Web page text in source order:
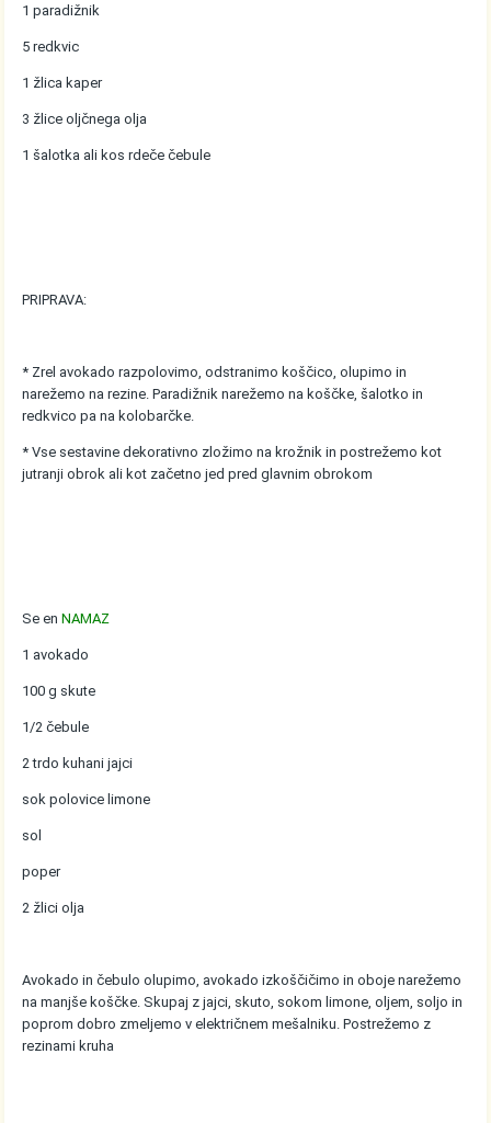
1 paradižnik
5 redkvic
1 žlica kaper
3 žlice oljčnega olja
1 šalotka ali kos rdeče čebule
PRIPRAVA:
* Zrel avokado razpolovimo, odstranimo koščico, olupimo in
narežemo na rezine. Paradižnik narežemo na koščke, šalotko in
redkvico pa na kolobarčke.
* Vse sestavine dekorativno zložimo na krožnik in postrežemo kot
jutranji obrok ali kot začetno jed pred glavnim obrokom
Se enNAMAZ
1 avokado
100 g skute
1/2 čebule
2 trdo kuhani jajci
sok polovice limone
sol
poper
2 žlici olja
Avokado in čebulo olupimo, avokado izkoščičimo in oboje narežemo
na manjše koščke. Skupaj z jajci, skuto, sokom limone, oljem, soljo in
poprom dobro zmeljemo v električnem mešalniku. Postrežemo z
rezinami kruha